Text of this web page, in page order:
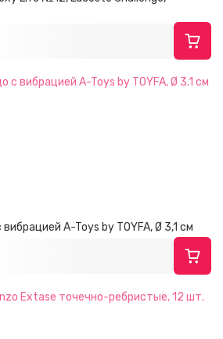
A-Toys by TOYFA, Ø 3,1 см